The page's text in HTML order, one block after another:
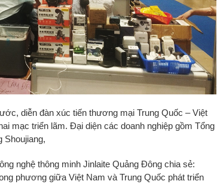
diễn đàn xúc tiến thương mại Trung Quốc – Việt
mạc triển lãm. Đại diện các doanh nghiệp gồm Tổng
Shoujiang,
nghệ thông minh Jinlaite Quảng Đông chia sẻ:
phương giữa Việt Nam và Trung Quốc phát triển